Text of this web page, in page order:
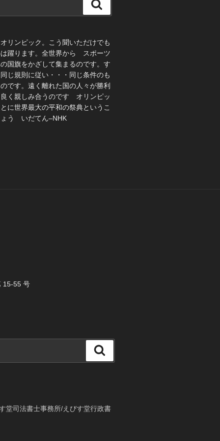
索
リンピック。こう聞いただけでも
躍ります。全世界から スポーツ
国旗をかざして集まるのです。す
じ規則に従い・・・同じ条件のも
です。遠く離れた国の人々が勝利
く親しみ合うのです オリンピッ
に世界最大の平和の祭典というこ
ょう いだてん–NHK
15-55 号
索
堂司法書士事務所/えびす堂行政書